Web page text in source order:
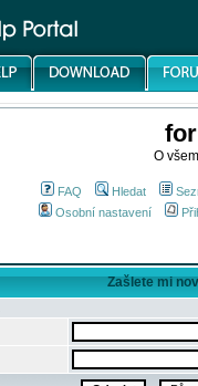
O
FAQ Hledat
Osobní nastavení
Zašlete mi